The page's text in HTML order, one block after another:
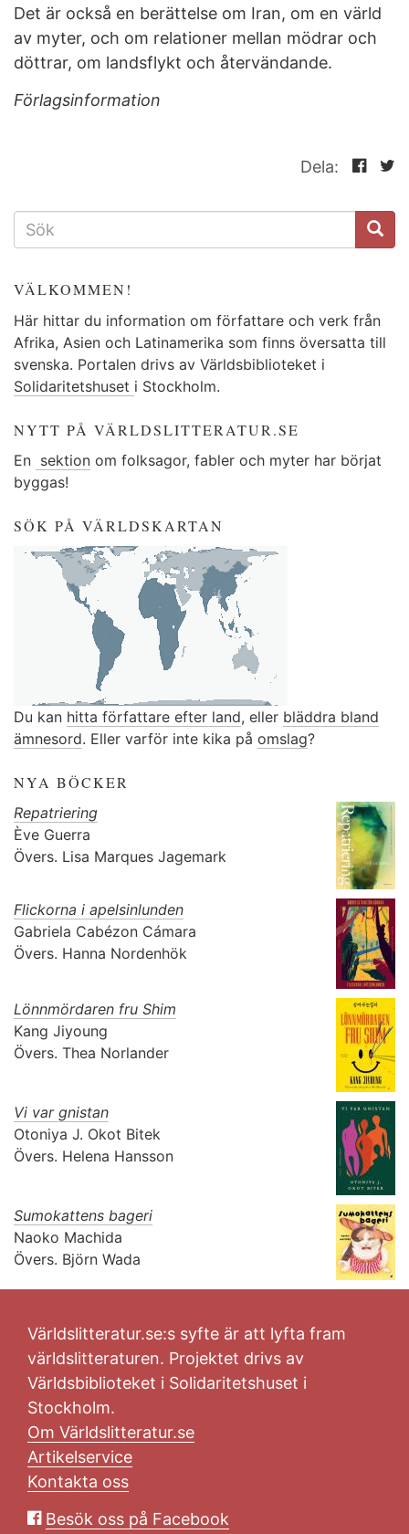
Det är också en berättelse om Iran, om en värld
av myter, och om relationer mellan mödrar och
döttrar, om landsflykt och återvändande.
Förlagsinformation
Dela:
SÖKFORMULÄR
VÄLKOMMEN!
Här hittar du information om författare och verk från
Afrika, Asien och Latinamerika som finns översatta till
svenska. Portalen drivs av Världsbiblioteket i
Solidaritetshuset i Stockholm.
NYTT PÅ VÄRLDSLITTERATUR.SE
En sektion om folksagor, fabler och myter har börjat
byggas!
SÖK PÅ VÄRLDSKARTAN
Du kan hitta författare efter land, eller bläddra bland
ämnesord. Eller varför inte kika på omslag?
NYA BÖCKER
Repatriering
Ève Guerra
Övers. Lisa Marques Jagemark
Flickorna i apelsinlunden
Gabriela Cabézon Cámara
Övers. Hanna Nordenhök
Lönnmördaren fru Shim
Kang Jiyoung
Övers. Thea Norlander
Vi var gnistan
Otoniya J. Okot Bitek
Övers. Helena Hansson
Sumokattens bageri
Naoko Machida
Övers. Björn Wada
Världslitteratur.se:s syfte är att lyfta fram
världslitteraturen. Projektet drivs av
Världsbiblioteket i Solidaritetshuset i
Stockholm.
Om Världslitteratur.se
Artikelservice
Kontakta oss
Besök oss på Facebook